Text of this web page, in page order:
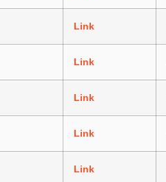
Link
Link
Link
Link
Link